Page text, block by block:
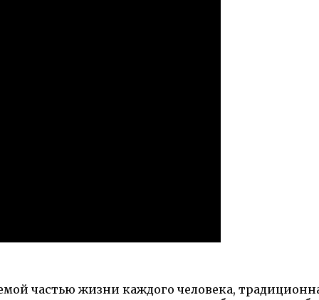
частью жизни каждого человека,